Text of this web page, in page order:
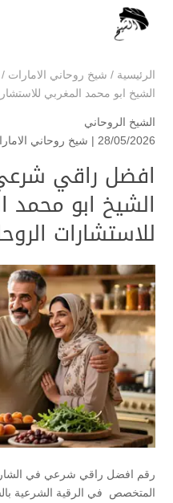
الرئيسية / شيخ روحاني الامارات /
الشيخ ابو محمد المغربي
الشيخ الروحاني
28/05/2026 |
شيخ روحاني
افضل راقي
الشيخ ابو محمد
للاستشارات
رقم افضل راقي شرعي في
المتخصص في الرقية الشرعية